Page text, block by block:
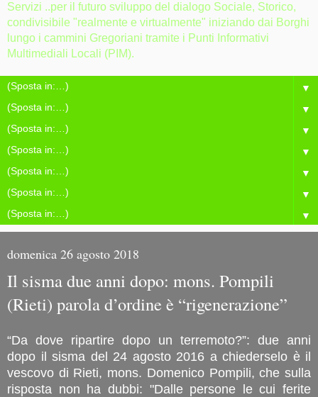
Servizi ..per il futuro sviluppo del dialogo Sociale, Storico,
condivisibile "realmente e virtualmente" iniziando dai Borghi
lungo i cammini Gregoriani tramite i Punti Informativi
Multimediali Locali (PIM).
▼
▼
▼
▼
▼
▼
▼
domenica 26 agosto 2018
Il sisma due anni dopo: mons. Pompili
(Rieti) parola d’ordine è “rigenerazione”
“Da dove ripartire dopo un terremoto?”: due anni
dopo il sisma del 24 agosto 2016 a chiederselo è il
vescovo di Rieti, mons. Domenico Pompili, che sulla
risposta non ha dubbi: "Dalle persone le cui ferite